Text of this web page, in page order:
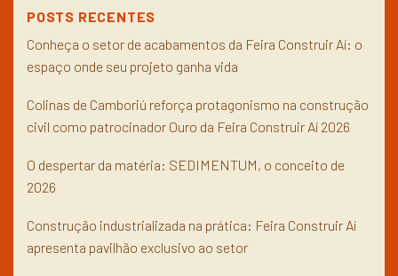
POSTS RECENTES
Conheça o setor de acabamentos da Feira Construir Aí: o
espaço onde seu projeto ganha vida
Colinas de Camboriú reforça protagonismo na construção
civil como patrocinador Ouro da Feira Construir Aí 2026
O despertar da matéria: SEDIMENTUM, o conceito de
2026
Construção industrializada na prática: Feira Construir Aí
apresenta pavilhão exclusivo ao setor